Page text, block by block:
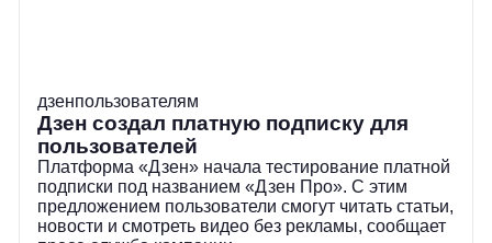
дзенпользователям
Дзен создал платную подписку для
пользователей
Платформа «Дзен» начала тестирование платной
подписки под названием «Дзен Про». С этим
предложением пользователи смогут читать статьи,
новости и смотреть видео без рекламы, сообщает